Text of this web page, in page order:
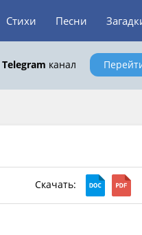
Стихи Песни
Telegram канал
Скачать: